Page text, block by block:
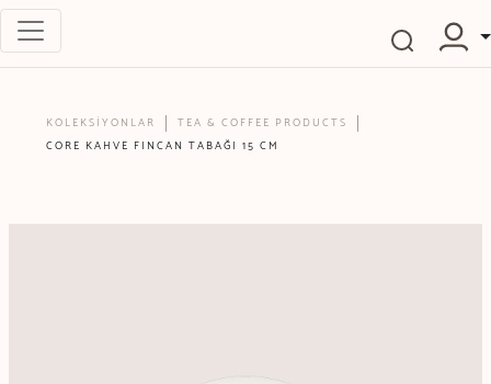
KOLEKSİYONLAR
TEA & COFFEE PRODUCTS
CORE KAHVE FINCAN TABAĞI 15 CM